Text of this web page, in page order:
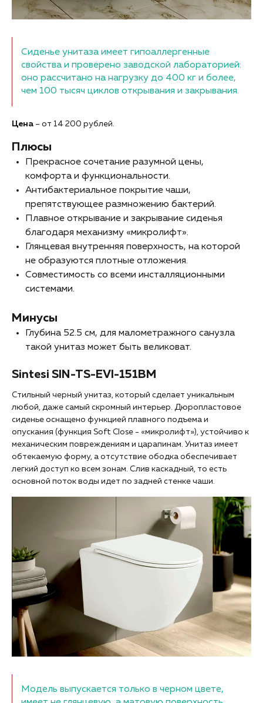
Сиденье унитаза имеет гипоаллергенные
свойства и проверено заводской лабораторией:
оно рассчитано на нагрузку до 400 кг и более,
чем 100 тысяч циклов открывания и закрывания.
Цена – от 14 200 рублей.
Плюсы
Прекрасное сочетание разумной цены,
комфорта и функциональности.
Антибактериальное покрытие чаши,
препятствующее размножению бактерий.
Плавное открывание и закрывание сиденья
благодаря механизму «микролифт».
Глянцевая внутренняя поверхность, на которой
не образуются плотные отложения.
Совместимость со всеми инсталляционными
системами.
Минусы
Глубина 52.5 см, для малометражного санузла
такой унитаз может быть великоват.
Sintesi SIN-TS-EVI-151BM
Стильный черный унитаз, который сделает уникальным
любой, даже самый скромный интерьер. Дюропластовое
сиденье оснащено функцией плавного подъема и
опускания (функция Soft Close - «микролифт»), устойчиво к
механическим повреждениям и царапинам. Унитаз имеет
обтекаемую форму, а отсутствие ободка обеспечивает
легкий доступ ко всем зонам. Слив каскадный, то есть
основной поток воды идет по задней стенке чаши.
Модель выпускается только в черном цвете,